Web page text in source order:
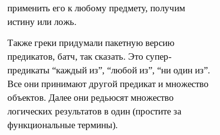
применить его к любому предмету, получим
истину или ложь.
Также греки придумали пакетную версию
предикатов, батч, так сказать. Это супер-
предикаты “каждый из”, “любой из”, “ни один из”.
Все они принимают другой предикат и множество
объектов. Далее они редьюсят множество
логических результатов в один (простите за
функциональные термины).